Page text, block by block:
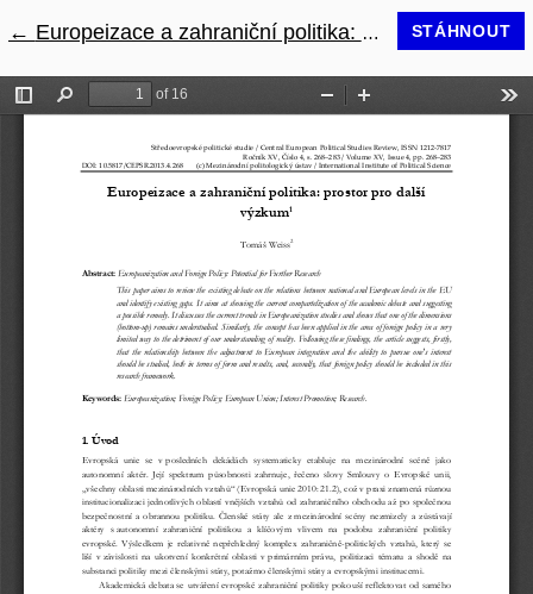
← Návrat na podrobnosti článku
Europeizace a zahraniční politika: prostor pro další výzkum STÁHNOUT